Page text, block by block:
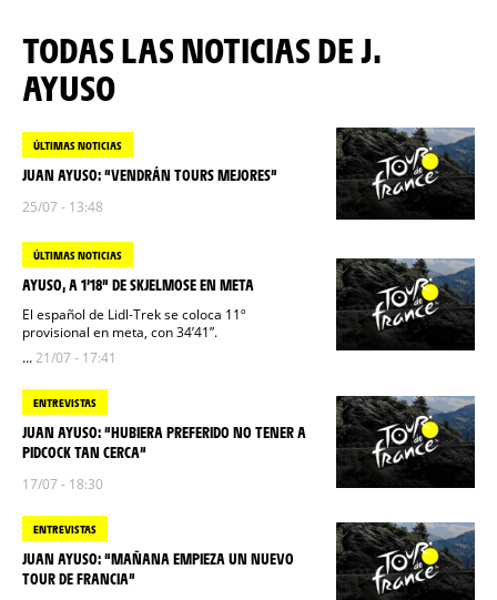
TODAS LAS NOTICIAS DE J.
AYUSO
ÚLTIMAS NOTICIAS
JUAN AYUSO: “VENDRÁN TOURS MEJORES”
25/07 - 13:48
ÚLTIMAS NOTICIAS
AYUSO, A 1’18” DE SKJELMOSE EN META
El español de Lidl-Trek se coloca 11º
provisional en meta, con 34’41”.
...21/07 - 17:41
ENTREVISTAS
JUAN AYUSO: “HUBIERA PREFERIDO NO TENER A
PIDCOCK TAN CERCA”
17/07 - 18:30
ENTREVISTAS
JUAN AYUSO: “MAÑANA EMPIEZA UN NUEVO
TOUR DE FRANCIA”